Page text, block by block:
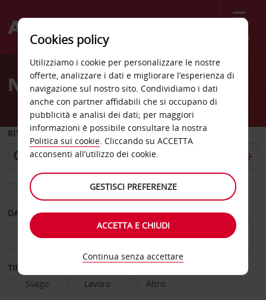
Menù
Welcome
AvisNoleggio auto Orange
RITIRO DA
Scegli una località di riconsegna diversa
DAL GIORNO AL GIORNO
TIPOLOGIA DI NOLEGGIO
Svago
Lavoro Altro
Cookies policy
Utilizziamo i cookie per personalizzare le nostre
offerte, analizzare i dati e migliorare l’esperienza di
navigazione sul nostro sito. Condividiamo i dati
anche con partner affidabili che si occupano di
pubblicità e analisi dei dati; per maggiori
informazioni è possibile consultare la nostra
Politica sui cookie. Cliccando su ACCETTA
acconsenti all’utilizzo dei cookie.
GESTISCI PREFERENZE
ACCETTA E CHIUDI
Continua senza accettare